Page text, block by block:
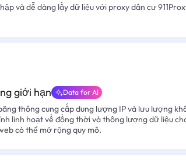
và dễ dàng lấy dữ liệu với proxy dân cư
giới hạn Data for AI
thông cung cấp dung lượng IP và lưu lượng
linh hoạt về đồng thời và thông lượng dữ liệu
có thể mở rộng quy mô.